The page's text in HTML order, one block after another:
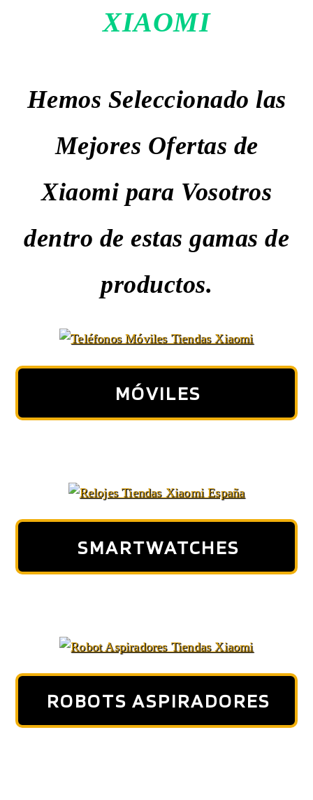
XIAOMI
Hemos Seleccionado las
Mejores Ofertas de
Xiaomi para Vosotros
dentro de estas gamas de
productos.
MÓVILES
SMARTWATCHES
ROBOTS ASPIRADORES